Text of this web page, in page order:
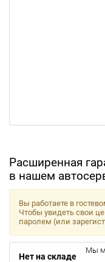
Расширенная
в нашем
Вы работаете в
Чтобы увидеть свои
паролем (или
Нет на складе
Мы